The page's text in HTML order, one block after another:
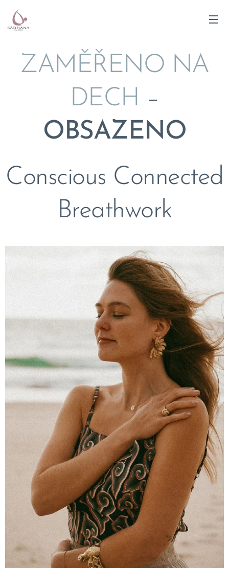
ZAMĚŘENO NA
DECH –
OBSAZENO
Conscious Connected
Breathwork